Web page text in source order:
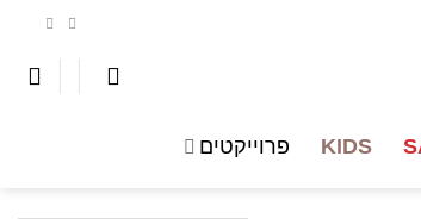
KIDS פרוייקטים